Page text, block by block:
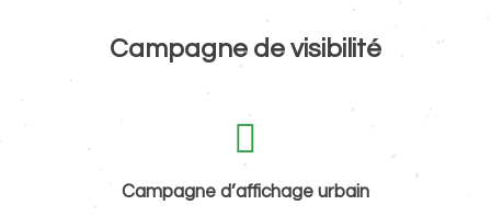
Campagne de visibilité
Campagne d’affichage urbain